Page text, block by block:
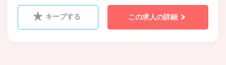
キープする この求人の詳細